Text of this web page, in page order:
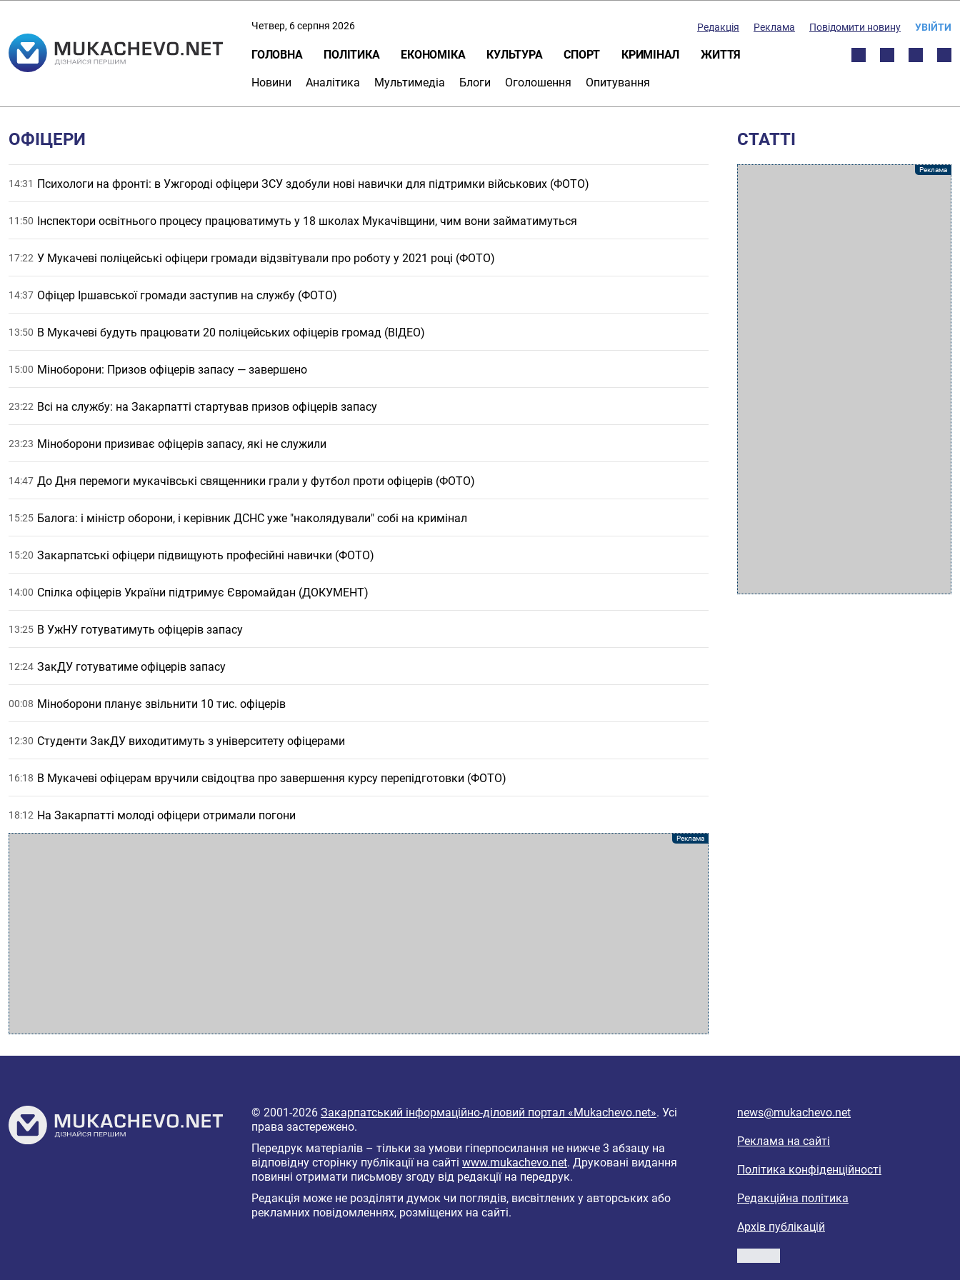
Четвер, 6 серпня 2026 Редакція Реклама Повідомити новину УВІЙТИ
ГОЛОВНА ПОЛІТИКА ЕКОНОМІКА КУЛЬТУРА СПОРТ КРИМІНАЛ ЖИТТЯ
Новини Аналітика Мультимедіа Блоги Оголошення Опитування
ОФІЦЕРИ
14:31 Психологи на фронті: в Ужгороді офіцери ЗСУ здобули нові навички для підтримки військових (ФОТО)
11:50 Інспектори освітнього процесу працюватимуть у 18 школах Мукачівщини, чим вони займатимуться
17:22 У Мукачеві поліцейські офіцери громади відзвітували про роботу у 2021 році (ФОТО)
14:37 Офіцер Іршавської громади заступив на службу (ФОТО)
13:50 В Мукачеві будуть працювати 20 поліцейських офіцерів громад (ВІДЕО)
15:00 Міноборони: Призов офіцерів запасу — завершено
23:22 Всі на службу: на Закарпатті стартував призов офіцерів запасу
23:23 Міноборони призиває офіцерів запасу, які не служили
14:47 До Дня перемоги мукачівські священники грали у футбол проти офіцерів (ФОТО)
15:25 Балога: і міністр оборони, і керівник ДСНС уже "наколядували" собі на кримінал
15:20 Закарпатські офіцери підвищують професійні навички (ФОТО)
14:00 Спілка офіцерів України підтримує Євромайдан (ДОКУМЕНТ)
13:25 В УжНУ готуватимуть офіцерів запасу
12:24 ЗакДУ готуватиме офіцерів запасу
00:08 Міноборони планує звільнити 10 тис. офіцерів
12:30 Студенти ЗакДУ виходитимуть з університету офіцерами
16:18 В Мукачеві офіцерам вручили свідоцтва про завершення курсу перепідготовки (ФОТО)
18:12 На Закарпатті молоді офіцери отримали погони
СТАТТІ
© 2001-2026 Закарпатський інформаційно-діловий портал «Mukachevo.net». Усі
права застережено.
Передрук матеріалів – тільки за умови гіперпосилання не нижче 3 абзацу на
відповідну сторінку публікації на сайті www.mukachevo.net. Друковані видання
повинні отримати письмову згоду від редакції на передрук.
Редакція може не розділяти думок чи поглядів, висвітлених у авторських або
рекламних повідомленнях, розміщених на сайті.
news@mukachevo.net
Реклама на сайті
Політика конфіденційності
Редакційна політика
Архів публікацій